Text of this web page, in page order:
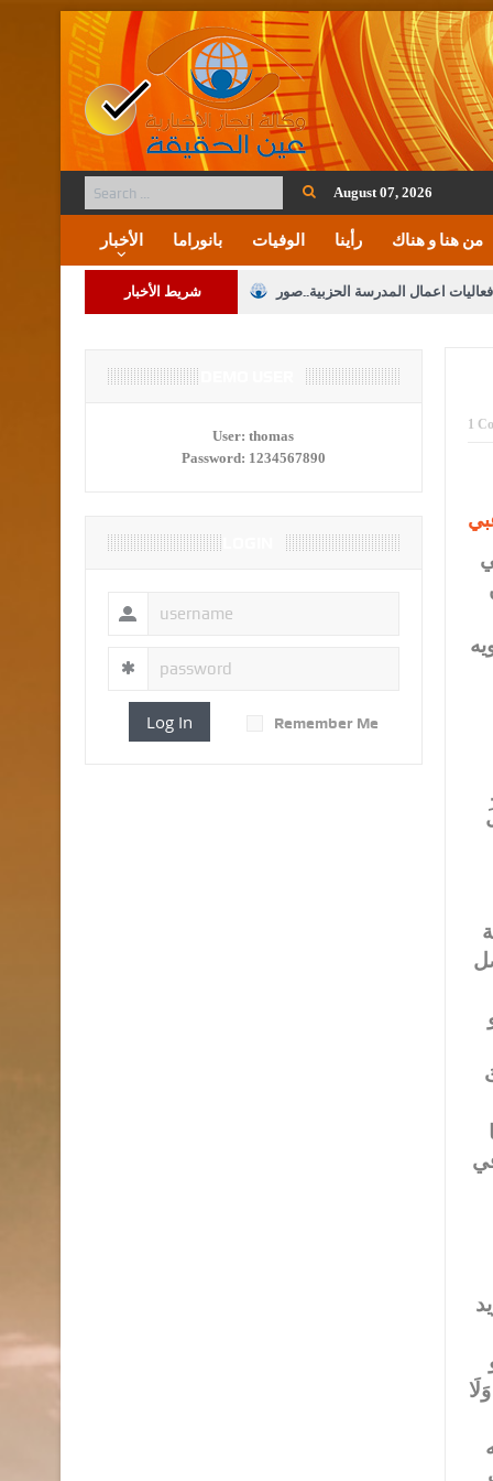
August 07, 2026
الأخبار بانوراما الوفيات رأينا من هنا و هناك
شريط الأخبار اعمال المدرسة الحزبية..صور
تعديل قانون الملكية العقارية
إلى مراجعة منصة خدمة العلم
فريحات.. مبارك ومزيدا من التوفيق
1
ومن
User: thomas
Password: 1234567890
Log In Remember Me